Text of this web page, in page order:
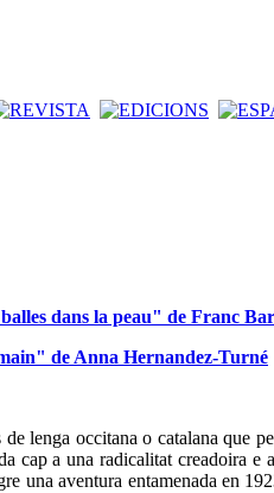
dans la peau" de Franc
de Anna Hernandez-Turné
de lenga occitana o catalana que
cap a una radicalitat creadoira
una aventura entamenada en